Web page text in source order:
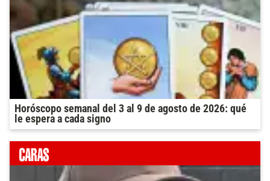
Horóscopo semanal del 3 al 9 de agosto de 2026: qué
le espera a cada signo